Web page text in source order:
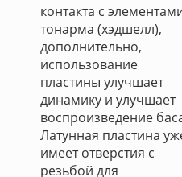
контакта с
тонарма (хэдшелл),
дополнительно,
использование
пластины улучшает
динамику и улучшает
воспроизведение
Латунная пластина
имеет отверстия с
резьбой для